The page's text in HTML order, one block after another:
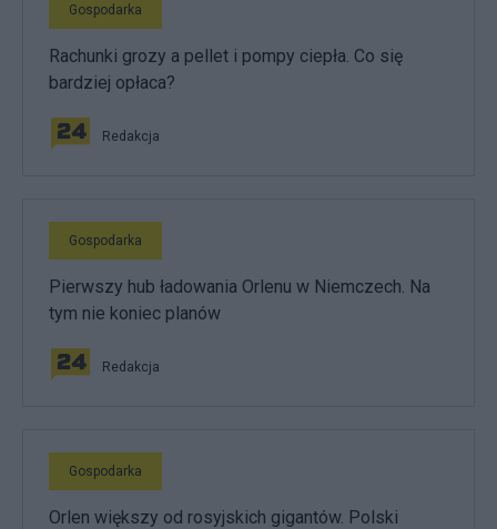
Gospodarka
Rachunki grozy a pellet i pompy ciepła. Co się
bardziej opłaca?
Redakcja
Gospodarka
Pierwszy hub ładowania Orlenu w Niemczech. Na
tym nie koniec planów
Redakcja
Gospodarka
Orlen większy od rosyjskich gigantów. Polski